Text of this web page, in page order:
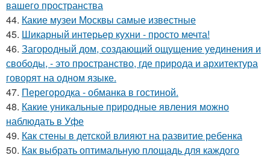
вашего пространства
44. Какие музеи Москвы самые известные
45. Шикарный интерьер кухни - просто мечта!
46. Загородный дом, создающий ощущение уединения и
свободы, - это пространство, где природа и архитектура
говорят на одном языке.
47. Перегородка - обманка в гостиной.
48. Какие уникальные природные явления можно
наблюдать в Уфе
49. Как стены в детской влияют на развитие ребенка
50. Как выбрать оптимальную площадь для каждого